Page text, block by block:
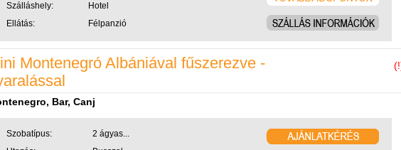
Szálláshely:
Hotel
Ellátás:
Félpanzió
Montenegró Albániával fűszerezve -
Bar, Canj
Szobatípus:
2 ágyas...